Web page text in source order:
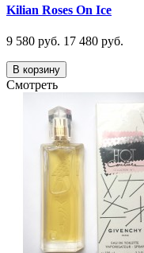
Kilian Roses On Ice
9 580 руб. 17 480 руб.
В корзину
Смотреть